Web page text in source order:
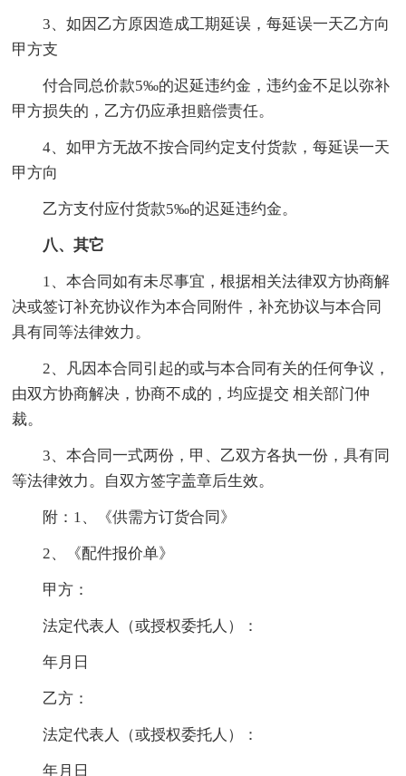
3、如因乙方原因造成工期延误，每延误一天乙方向
甲方支
付合同总价款5‰的迟延违约金，违约金不足以弥补
甲方损失的，乙方仍应承担赔偿责任。
4、如甲方无故不按合同约定支付货款，每延误一天
甲方向
乙方支付应付货款5‰的迟延违约金。
八、其它
1、本合同如有未尽事宜，根据相关法律双方协商解
决或签订补充协议作为本合同附件，补充协议与本合同
具有同等法律效力。
2、凡因本合同引起的或与本合同有关的任何争议，
由双方协商解决，协商不成的，均应提交 相关部门仲
裁。
3、本合同一式两份，甲、乙双方各执一份，具有同
等法律效力。自双方签字盖章后生效。
附：1、《供需方订货合同》
2、《配件报价单》
甲方：
法定代表人（或授权委托人）：
年月日
乙方：
法定代表人（或授权委托人）：
年月日